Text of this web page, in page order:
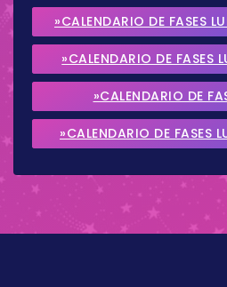
»CALENDARIO DE FASES
»CALENDARIO DE FASES
2026
»CALENDARIO DE
»CALENDARIO DE FASES